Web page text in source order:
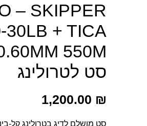
– SKIPPER
30LB + TICA
סט לטרולינג
1,200.00 ₪